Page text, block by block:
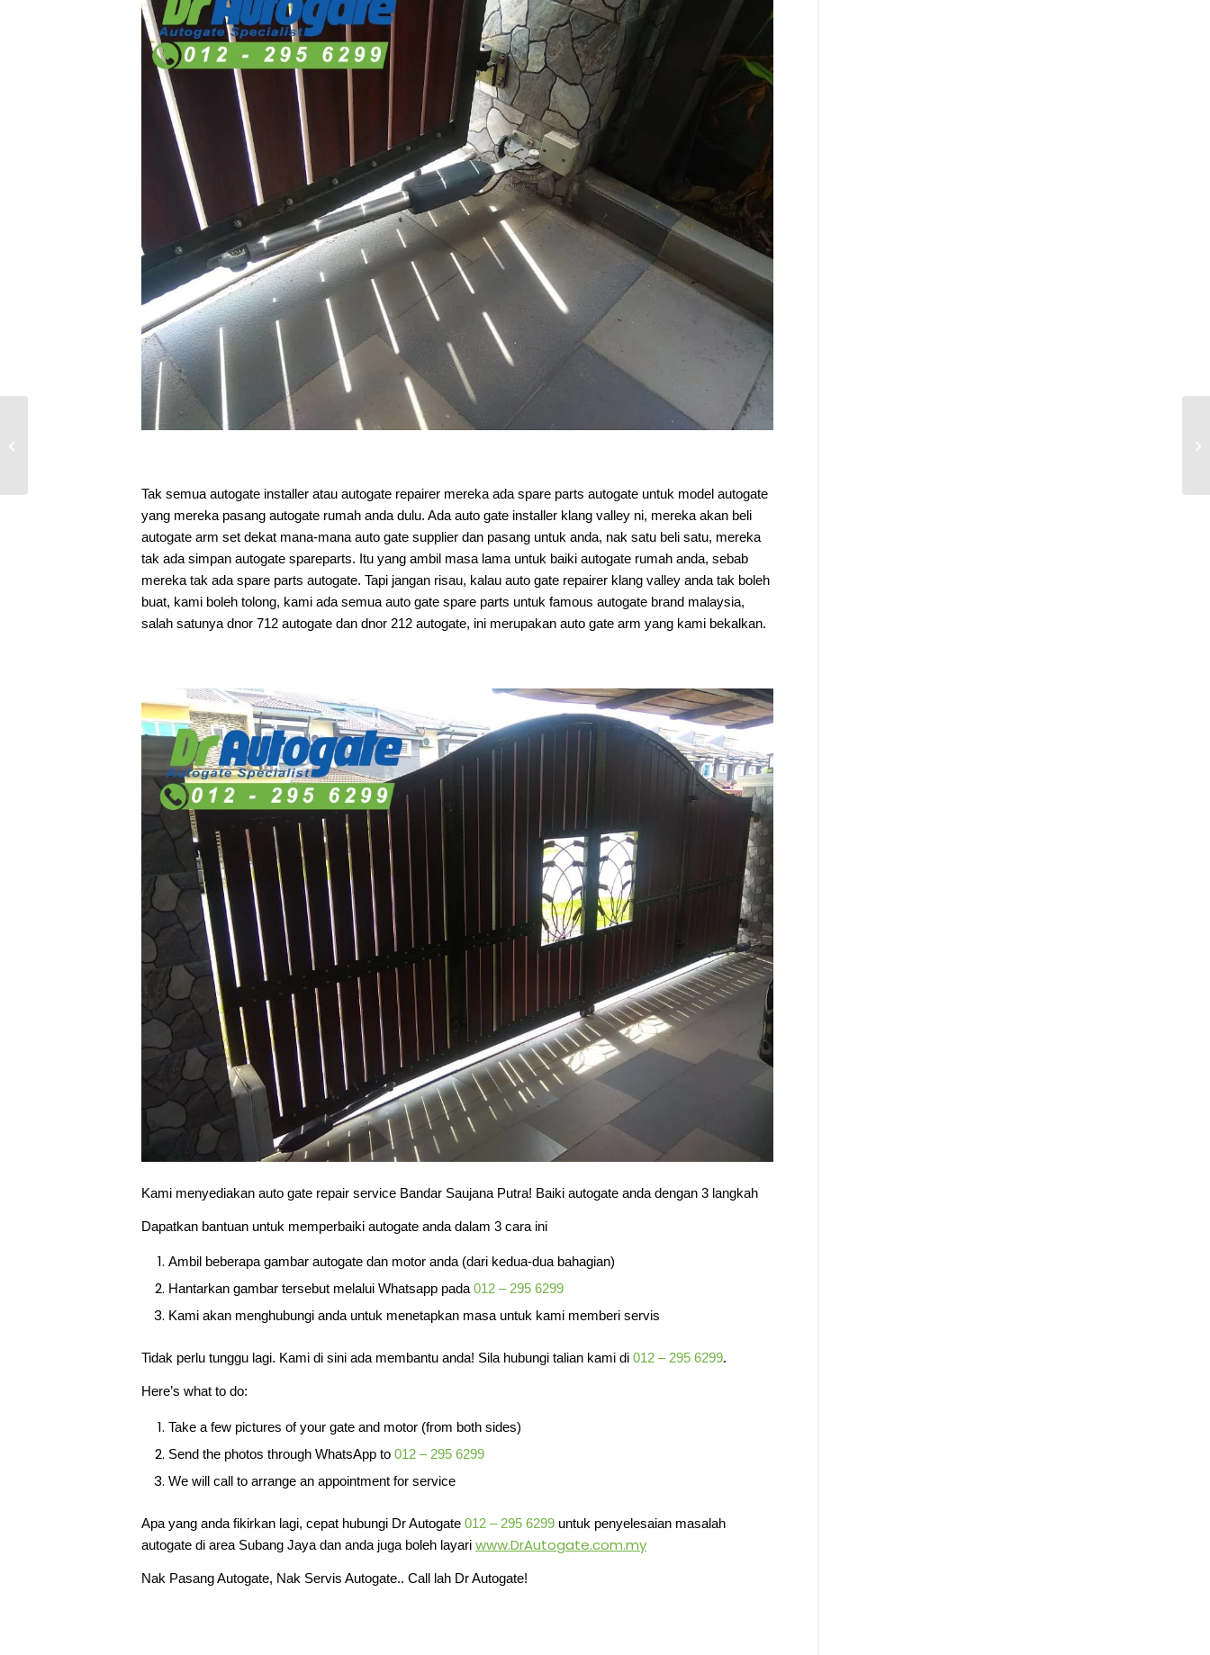
Tak semua autogate installer atau autogate repairer mereka ada spare parts autogate untuk model autogate
yang mereka pasang autogate rumah anda dulu. Ada auto gate installer klang valley ni, mereka akan beli
autogate arm set dekat mana-mana auto gate supplier dan pasang untuk anda, nak satu beli satu, mereka
tak ada simpan autogate spareparts. Itu yang ambil masa lama untuk baiki autogate rumah anda, sebab
mereka tak ada spare parts autogate. Tapi jangan risau, kalau auto gate repairer klang valley anda tak boleh
buat, kami boleh tolong, kami ada semua auto gate spare parts untuk famous autogate brand malaysia,
salah satunya dnor 712 autogate dan dnor 212 autogate, ini merupakan auto gate arm yang kami bekalkan.
Kami menyediakan auto gate repair service Bandar Saujana Putra! Baiki autogate anda dengan 3 langkah
Dapatkan bantuan untuk memperbaiki autogate anda dalam 3 cara ini
Ambil beberapa gambar autogate dan motor anda (dari kedua-dua bahagian)
Hantarkan gambar tersebut melalui Whatsapp pada 012 – 295 6299
Kami akan menghubungi anda untuk menetapkan masa untuk kami memberi servis
Tidak perlu tunggu lagi. Kami di sini ada membantu anda! Sila hubungi talian kami di 012 – 295 6299.
Here’s what to do:
Take a few pictures of your gate and motor (from both sides)
Send the photos through WhatsApp to 012 – 295 6299
We will call to arrange an appointment for service
Apa yang anda fikirkan lagi, cepat hubungi Dr Autogate 012 – 295 6299 untuk penyelesaian masalah
autogate di area Subang Jaya dan anda juga boleh layari www.DrAutogate.com.my
Nak Pasang Autogate, Nak Servis Autogate.. Call lah Dr Autogate!